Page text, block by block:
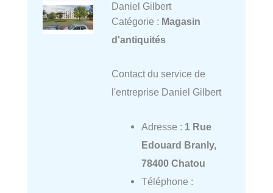
Daniel Gilbert
Catégorie : Magasin
d'antiquités
Contact du service de
l'entreprise Daniel Gilbert
Adresse : 1 Rue
Edouard Branly,
78400 Chatou
Téléphone :